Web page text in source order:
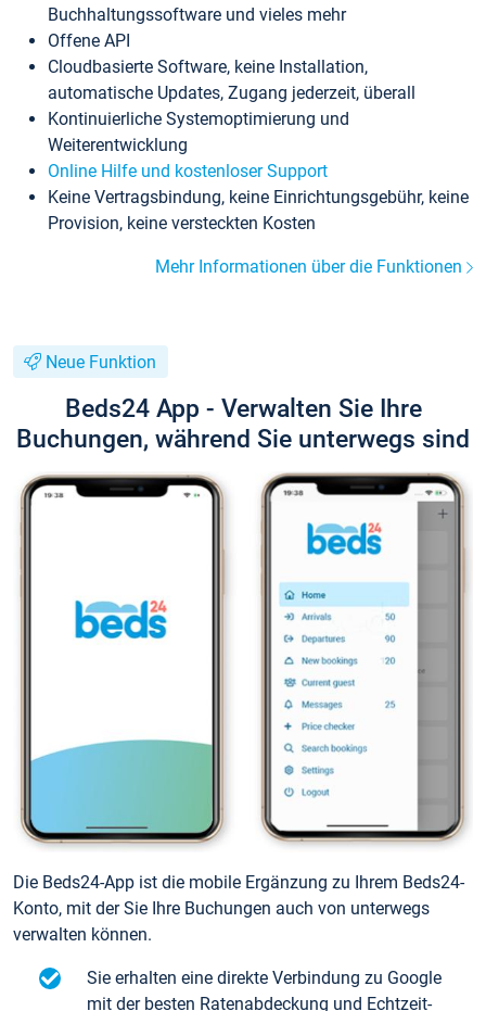
Buchhaltungssoftware und vieles mehr
Offene API
Cloudbasierte Software, keine Installation,
automatische Updates, Zugang jederzeit, überall
Kontinuierliche Systemoptimierung und
Weiterentwicklung
Online Hilfe und kostenloser Support
Keine Vertragsbindung, keine Einrichtungsgebühr, keine
Provision, keine versteckten Kosten
Mehr Informationen über die Funktionen
Neue Funktion
Beds24 App - Verwalten Sie Ihre
Buchungen, während Sie unterwegs sind
Die Beds24-App ist die mobile Ergänzung zu Ihrem Beds24-
Konto, mit der Sie Ihre Buchungen auch von unterwegs
verwalten können.
Sie erhalten eine direkte Verbindung zu Google
mit der besten Ratenabdeckung und Echtzeit-